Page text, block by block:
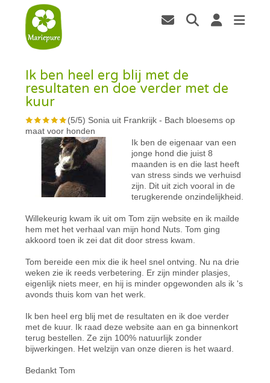
Ik ben heel erg blij met de
resultaten en doe verder met de
kuur
(5/5) Sonia uit Frankrijk - Bach bloesems op
maat voor honden
Ik ben de eigenaar van een
jonge hond die juist 8
maanden is en die last heeft
van stress sinds we verhuisd
zijn. Dit uit zich vooral in de
terugkerende onzindelijkheid.
Willekeurig kwam ik uit om Tom zijn website en ik mailde
hem met het verhaal van mijn hond Nuts. Tom ging
akkoord toen ik zei dat dit door stress kwam.
Tom bereide een mix die ik heel snel ontving. Nu na drie
weken zie ik reeds verbetering. Er zijn minder plasjes,
eigenlijk niets meer, en hij is minder opgewonden als ik 's
avonds thuis kom van het werk.
Ik ben heel erg blij met de resultaten en ik doe verder
met de kuur. Ik raad deze website aan en ga binnenkort
terug bestellen. Ze zijn 100% natuurlijk zonder
bijwerkingen. Het welzijn van onze dieren is het waard.
Bedankt Tom